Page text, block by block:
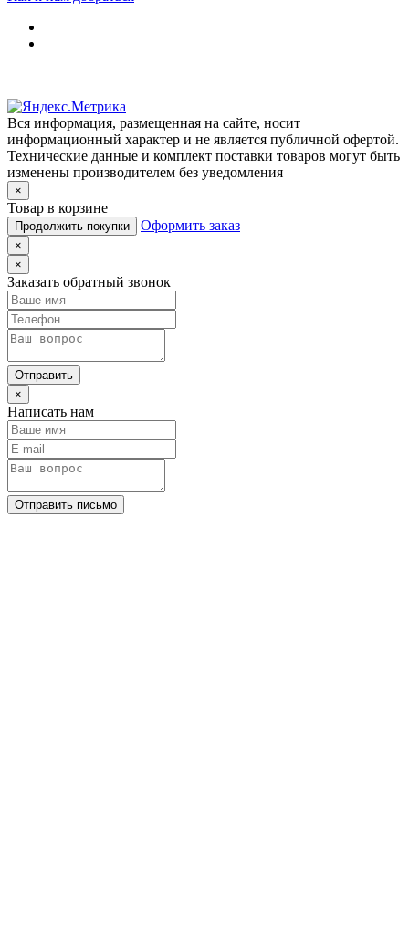
Вся информация, размещенная на сайте, носит
информационный характер и не является публичной офертой.
Технические данные и комплект поставки товаров могут быть
изменены производителем без уведомления
×
Товар в корзине
Продолжить покупки Оформить заказ
×
×
Заказать обратный звонок
Отправить
×
Написать нам
Отправить письмо